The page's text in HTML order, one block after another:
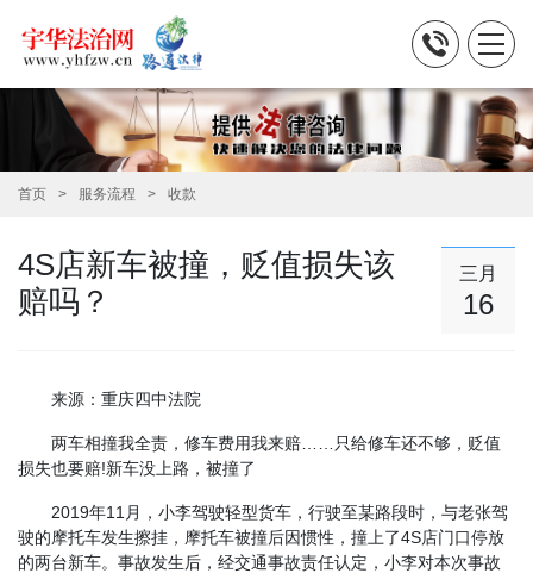
首页 服务流程 收款
4S店新车被撞，贬值损失该
赔吗？
三月
16
来源：重庆四中法院
两车相撞我全责，修车费用我来赔……只给修车还不够，贬值
损失也要赔!新车没上路，被撞了
2019年11月，小李驾驶轻型货车，行驶至某路段时，与老张驾
驶的摩托车发生擦挂，摩托车被撞后因惯性，撞上了4S店门口停放
的两台新车。事故发生后，经交通事故责任认定，小李对本次事故